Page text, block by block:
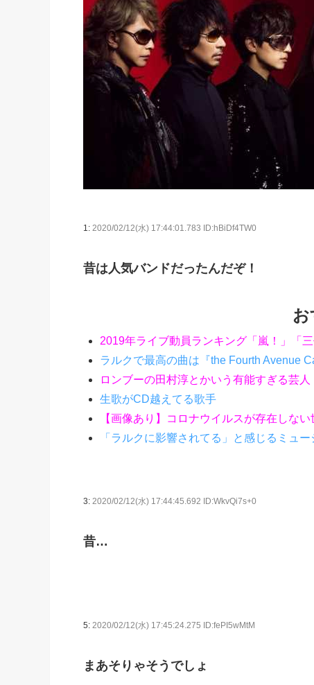
1: 2020/02/12(水) 17:44:01.783 ID:hBiDf4TW0
昔は人気バンドだったんだぞ！
2019年ライブ動員ランキング「嵐！」「
ラルクで最高の曲は『the Fourth Avenue
ロンブーの田村淳とかいう有能すぎる芸人
生歌がCD越えてる歌手
【画像あり】コロナウイルスが存在しな
「ラルクに影響されてる」と感じるミュ
3: 2020/02/12(水) 17:44:45.692 ID:WkvQi7s+0
昔…
5: 2020/02/12(水) 17:45:24.275 ID:fePI5wMtM
まあそりゃそうでしょ